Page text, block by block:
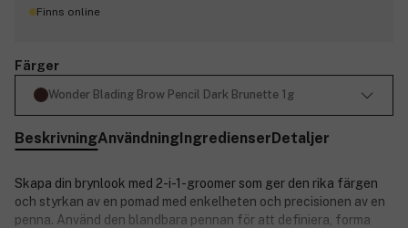
Finns online
Färger
Wonder Blading Brow Pencil Dark Brunette 1g
BeskrivningAnvändningIngredienserDetaljer
Skapa din brynlook med 2-i-1-groomer som ger den rika färgen
och styrkan av en pomad med enkelheten och precisionen av en
penna. Använd den blandbara pennan för att definiera, forma